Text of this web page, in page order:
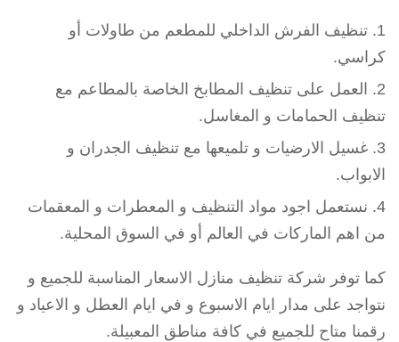
تنظيف الفرش الداخلي للمطعم من طاولات أو
كراسي.
العمل على تنظيف المطابخ الخاصة بالمطاعم مع
تنظيف الحمامات و المغاسل.
غسيل الارضيات و تلميعها مع تنظيف الجدران و
الابواب.
نستعمل اجود مواد التنظيف و المعطرات و المعقمات
من اهم الماركات في العالم أو في السوق المحلية.
كما توفر شركة تنظيف منازل الاسعار المناسبة للجميع و
نتواجد على مدار ايام الاسبوع و في ايام العطل و الاعياد و
رقمنا متاح للجميع في كافة مناطق المعبيلة.